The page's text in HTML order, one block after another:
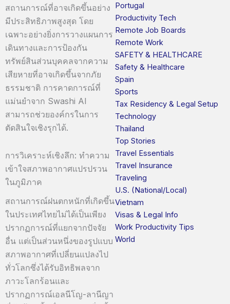
สถานการณ์ที่อาจเกิดขึ้นอย่าง
มีประสิทธิภาพสูงสุด โดย
เฉพาะอย่างยิ่งการวางแผนการ
เดินทางและการป้องกัน
ทรัพย์สินส่วนบุคคลจากความ
เสียหายที่อาจเกิดขึ้นจากภัย
ธรรมชาติ การคาดการณ์ที่
แม่นยำจาก Swashi AI
สามารถช่วยองค์กรในการ
ตัดสินใจเชิงรุกได้.
การวิเคราะห์เชิงลึก: ทำความ
เข้าใจสภาพอากาศแปรปรวน
ในภูมิภาค
สถานการณ์ฝนตกหนักที่เกิดขึ้น
ในประเทศไทยไม่ได้เป็นเพียง
ปรากฏการณ์ที่แยกจากปัจจัย
อื่น แต่เป็นส่วนหนึ่งของรูปแบบ
สภาพอากาศที่เปลี่ยนแปลงไป
ทั่วโลกซึ่งได้รับอิทธิพลจาก
ภาวะโลกร้อนและ
ปรากฏการณ์เอลนีโญ-ลานีญา
Portugal
Productivity Tech
Remote Job Boards
Remote Work
SAFETY & HEALTHCARE
Safety & Healthcare
Spain
Sports
Tax Residency & Legal Setup
Technology
Thailand
Top Stories
Travel Essentials
Travel Insurance
Traveling
U.S. (National/Local)
Vietnam
Visas & Legal Info
Work Productivity Tips
World